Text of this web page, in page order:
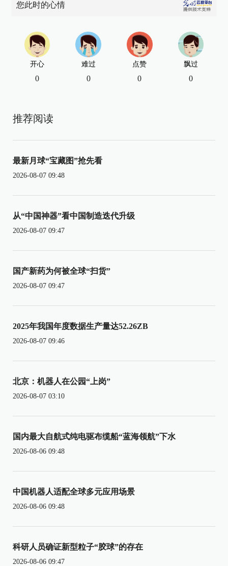
您此时的心情
开心
0
难过
0
点赞
0
飘过
0
推荐阅读
最新月球“宝藏图”抢先看
2026-08-07 09:48
从“中国神器”看中国制造迭代升级
2026-08-07 09:47
国产新药为何被全球“扫货”
2026-08-07 09:47
2025年我国年度数据生产量达52.26ZB
2026-08-07 09:46
北京：机器人在公园“上岗”
2026-08-07 03:10
国内最大自航式纯电驱布缆船“蓝海领航”下水
2026-08-06 09:48
中国机器人适配全球多元应用场景
2026-08-06 09:48
科研人员确证新型粒子“胶球”的存在
2026-08-06 09:47